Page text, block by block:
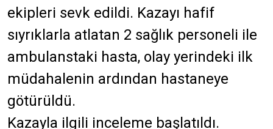
ekipleri sevk edildi. Kazayı hafif
sıyrıklarla atlatan 2 sağlık personeli ile
ambulanstaki hasta, olay yerindeki ilk
müdahalenin ardından hastaneye
götürüldü.
Kazayla ilgili inceleme başlatıldı.